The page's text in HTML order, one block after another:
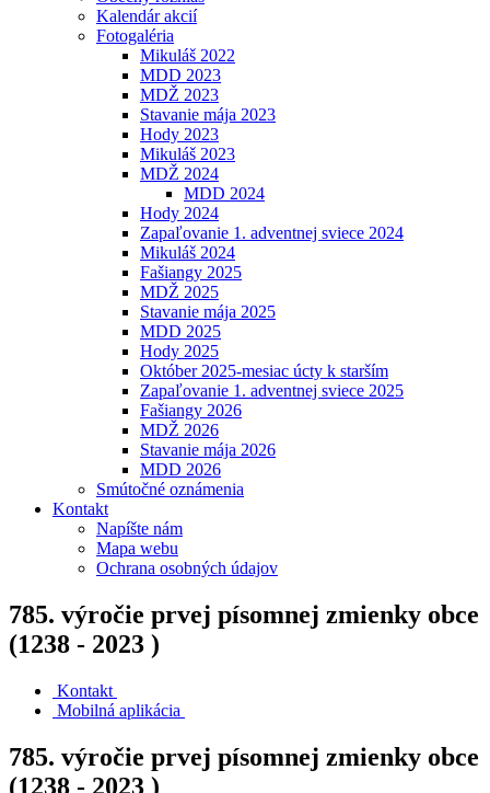
Kalendár akcií
Fotogaléria
Mikuláš 2022
MDD 2023
MDŽ 2023
Stavanie mája 2023
Hody 2023
Mikuláš 2023
MDŽ 2024
MDD 2024
Hody 2024
Zapaľovanie 1. adventnej sviece 2024
Mikuláš 2024
Fašiangy 2025
MDŽ 2025
Stavanie mája 2025
MDD 2025
Hody 2025
Október 2025-mesiac úcty k starším
Zapaľovanie 1. adventnej sviece 2025
Fašiangy 2026
MDŽ 2026
Stavanie mája 2026
MDD 2026
Smútočné oznámenia
Kontakt
Napíšte nám
Mapa webu
Ochrana osobných údajov
785. výročie prvej písomnej zmienky obce
(1238 - 2023 )
Kontakt
Mobilná aplikácia
785. výročie prvej písomnej zmienky obce
(1238 - 2023 )